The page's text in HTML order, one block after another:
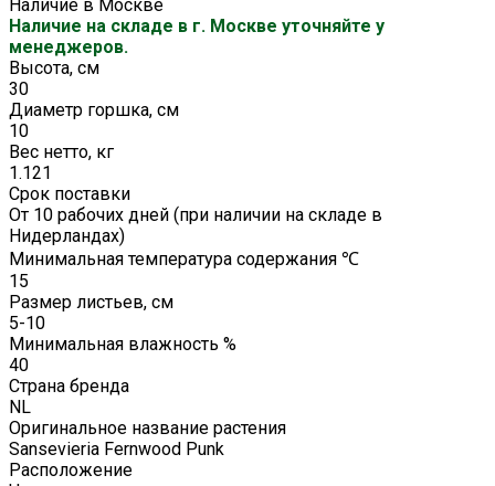
Наличие в Москве
Наличие на складе в г. Москве уточняйте у
менеджеров.
Высота, см
30
Диаметр горшка, см
10
Вес нетто, кг
1.121
Срок поставки
От 10 рабочих дней (при наличии на складе в
Нидерландах)
Минимальная температура содержания ℃
15
Размер листьев, см
5-10
Минимальная влажность %
40
Страна бренда
NL
Оригинальное название растения
Sansevieria Fernwood Punk
Расположение